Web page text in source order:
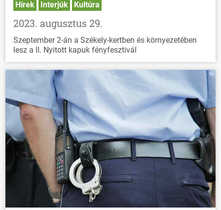
Hírek Interjúk Kultúra
2023. augusztus 29.
Szeptember 2-án a Székely-kertben és környezetében
lesz a II. Nyitott kapuk fényfesztivál